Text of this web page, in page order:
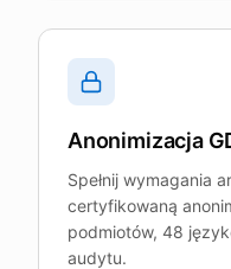
Anonimizacja
Spełnij wymagania
certyfikowaną
podmiotów, 48
audytu.